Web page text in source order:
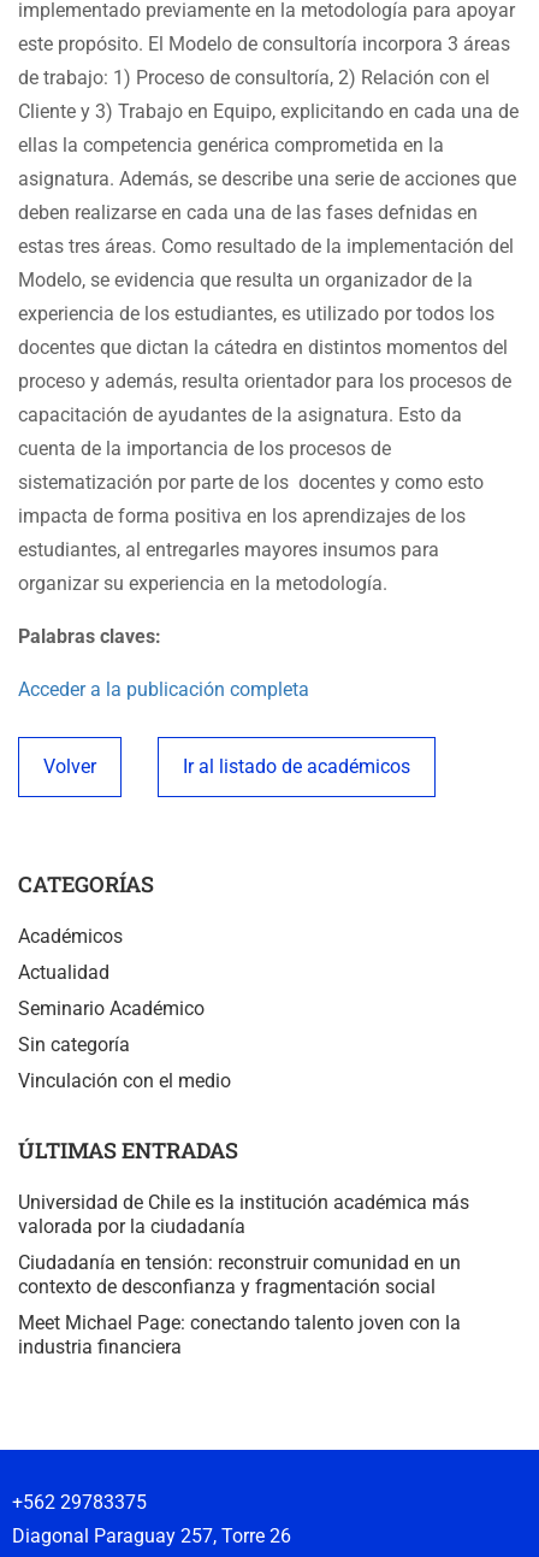
implementado previamente en la metodología para apoyar
este propósito. El Modelo de consultoría incorpora 3 áreas
de trabajo: 1) Proceso de consultoría, 2) Relación con el
Cliente y 3) Trabajo en Equipo, explicitando en cada una de
ellas la competencia genérica comprometida en la
asignatura. Además, se describe una serie de acciones que
deben realizarse en cada una de las fases defnidas en
estas tres áreas. Como resultado de la implementación del
Modelo, se evidencia que resulta un organizador de la
experiencia de los estudiantes, es utilizado por todos los
docentes que dictan la cátedra en distintos momentos del
proceso y además, resulta orientador para los procesos de
capacitación de ayudantes de la asignatura. Esto da
cuenta de la importancia de los procesos de
sistematización por parte de los docentes y como esto
impacta de forma positiva en los aprendizajes de los
estudiantes, al entregarles mayores insumos para
organizar su experiencia en la metodología.
Palabras claves:
Acceder a la publicación completa
Volver Ir al listado de académicos
CATEGORÍAS
Académicos
Actualidad
Seminario Académico
Sin categoría
Vinculación con el medio
ÚLTIMAS ENTRADAS
Universidad de Chile es la institución académica más
valorada por la ciudadanía
Ciudadanía en tensión: reconstruir comunidad en un
contexto de desconfianza y fragmentación social
Meet Michael Page: conectando talento joven con la
industria financiera
+562 29783375
Diagonal Paraguay 257, Torre 26